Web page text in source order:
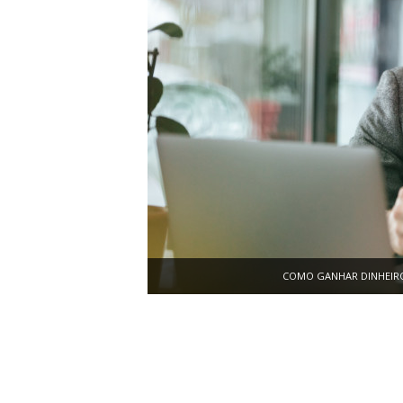
COMO GANHAR